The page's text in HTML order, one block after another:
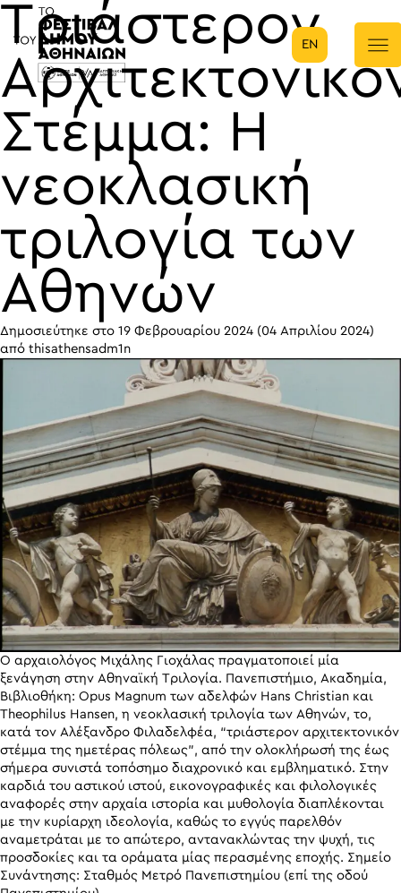
Κύρια πλοήγηση
EN
Τριάστερον
Στέμμα: Η
νεοκλασική
τριλογία των
Αθηνών
Δημοσιεύτηκε στο 19 Φεβρουαρίου 2024 (04 Απριλίου 2024)
από thisathensadm1n
Ο αρχαιολόγος Μιχάλης Γιοχάλας πραγματοποιεί μία
ξενάγηση στην Αθηναϊκή Τριλογία. Πανεπιστήμιο, Ακαδημία,
Βιβλιοθήκη: Opus Magnum των αδελφών Hans Christian και
Theophilus Hansen, η νεοκλασική τριλογία των Αθηνών, το,
κατά τον Αλέξανδρο Φιλαδελφέα, “τριάστερον αρχιτεκτονικόν
στέμμα της ημετέρας πόλεως”, από την ολοκλήρωσή της έως
σήμερα συνιστά τοπόσημο διαχρονικό και εμβληματικό. Στην
καρδιά του αστικού ιστού, εικονογραφικές και φιλολογικές
αναφορές στην αρχαία ιστορία και μυθολογία διαπλέκονται
με την κυρίαρχη ιδεολογία, καθώς το εγγύς παρελθόν
αναμετράται με το απώτερο, αντανακλώντας την ψυχή, τις
προσδοκίες και τα οράματα μίας περασμένης εποχής. Σημείο
Συνάντησης: Σταθμός Μετρό Πανεπιστημίου (επί της οδού